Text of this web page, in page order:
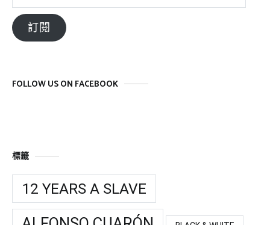
郵
件
訂閱
FOLLOW US ON FACEBOOK
標籤
12 YEARS A SLAVE